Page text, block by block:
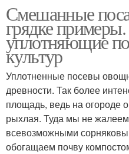
Смешанные
грядке
уплотняющие
культур
Уплотненные посевы
древности. Так более
площадь, ведь на огороде
рыхлая. Туда мы не
всевозможными
обогащаем почву